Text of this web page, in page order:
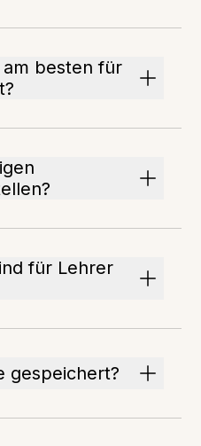
besten für
für Lehrer
gespeichert?